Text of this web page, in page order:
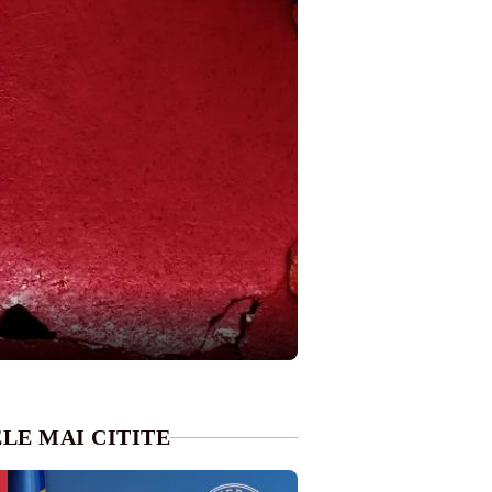
MAI CITITE